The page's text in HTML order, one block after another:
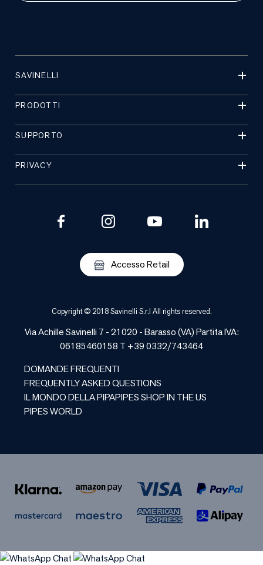
SAVINELLI
PRODOTTI
SUPPORTO
PRIVACY
Accesso Retail
Copyright © 2018 Savinelli S.r.l All rights reserved.
Via Achille Savinelli 7 - 21020 -Barasso(VA) Partita IVA:
06185460158 T +39 0332/743464
DOMANDE FREQUENTI
FREQUENTLY ASKED QUESTIONS
IL MONDO DELLA PIPAPIPES SHOP IN THE US
PIPES WORLD